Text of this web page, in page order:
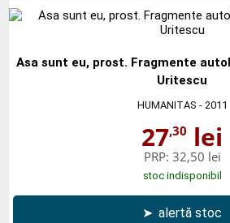
Asa sunt eu, prost. Fragmente
Uritescu
HUMANITAS - 2011
27,30 lei
PRP: 32,50 lei
stoc indisponibil
➤ alertă stoc